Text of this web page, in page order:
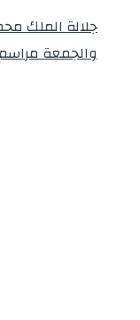
جلالة الملك
والجمعة